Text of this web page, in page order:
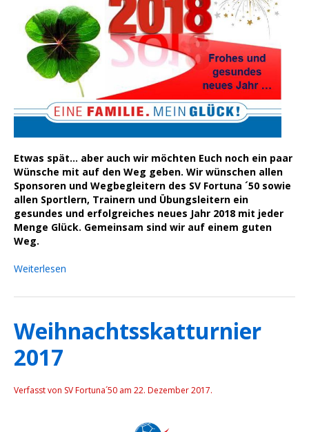
Etwas spät... aber auch wir möchten Euch noch ein paar
Wünsche mit auf den Weg geben. Wir wünschen allen
Sponsoren und Wegbegleitern des SV Fortuna ´50 sowie
allen Sportlern, Trainern und Übungsleitern ein
gesundes und erfolgreiches neues Jahr 2018 mit jeder
Menge Glück. Gemeinsam sind wir auf einem guten
Weg.
Weiterlesen
Weihnachtsskatturnier
2017
Verfasst von SV Fortuna´50 am 22. Dezember 2017.